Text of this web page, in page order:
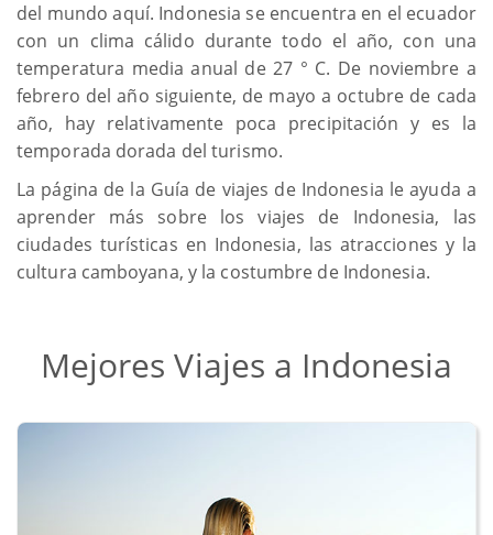
del mundo aquí. Indonesia se encuentra en el ecuador
con un clima cálido durante todo el año, con una
temperatura media anual de 27 ° C. De noviembre a
febrero del año siguiente, de mayo a octubre de cada
año, hay relativamente poca precipitación y es la
temporada dorada del turismo.
La página de la Guía de viajes de Indonesia le ayuda a
aprender más sobre los viajes de Indonesia, las
ciudades turísticas en Indonesia, las atracciones y la
cultura camboyana, y la costumbre de Indonesia.
Mejores Viajes a Indonesia